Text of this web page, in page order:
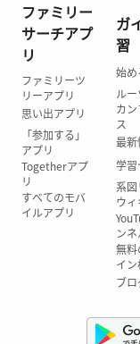
ファミリー
サーチアプ
リ
ファミリーツ
リーアプリ
思い出アプリ
「参加する」
アプリ
Togetherアプ
リ
すべてのモバ
イルアプリ
ガ
習
始め
ル
カ
ス
最新
学習
系図
ウィ
ン
無料
イン
ブ